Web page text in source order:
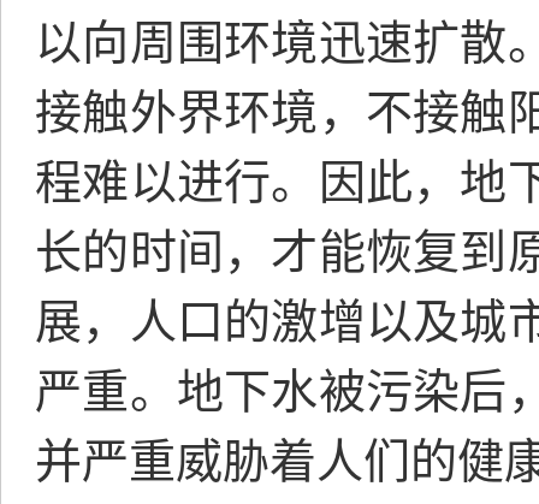
以向周围环境迅速扩散
接触外界环境，不接触
程难以进行。因此，地
长的时间，才能恢复到
展，人口的激增以及城
严重。地下水被污染后
并严重威胁着人们的健